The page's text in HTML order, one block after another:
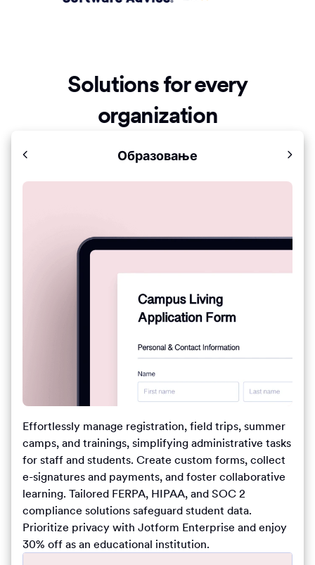
Solutions for every
organization
Образовање
Effortlessly manage registration, field trips, summer
camps, and trainings, simplifying administrative tasks
for staff and students. Create custom forms, collect
e-signatures and payments, and foster collaborative
learning. Tailored FERPA, HIPAA, and SOC 2
compliance solutions safeguard student data.
Prioritize privacy with Jotform Enterprise and enjoy
30% off as an educational institution.